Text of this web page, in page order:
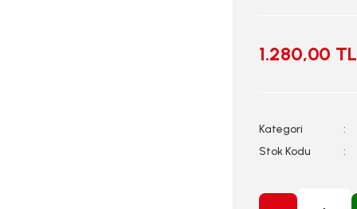
1.280,00 TL
Kategori
Stok Kodu